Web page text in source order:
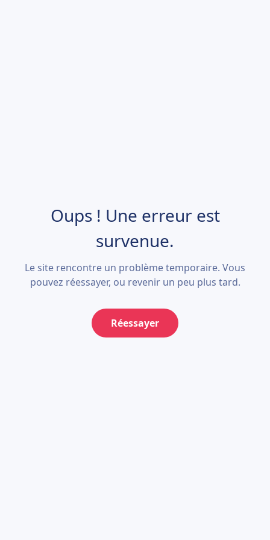
Oups ! Une erreur est
survenue.
Le site rencontre un problème temporaire. Vous
pouvez réessayer, ou revenir un peu plus tard.
Réessayer